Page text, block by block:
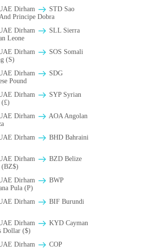
Dirham
STD Sao
Principe Dobra
Dirham
SLL Sierra
Leone
Dirham
SOS Somali
(S)
Dirham
SDG
Pound
Dirham
SYP Syrian
(£)
Dirham
AOA Angolan
Dirham
BHD Bahraini
Dirham
BZD Belize
Dirham
BWP
Pula (P)
Dirham
BIF Burundi
Dirham
KYD Cayman
Dollar ($)
Dirham
COP